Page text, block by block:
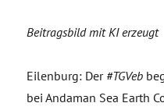
Beitragsbild mit KI erzeugt
Eilenburg: Der #TGVeb
bei Andaman Sea Earth